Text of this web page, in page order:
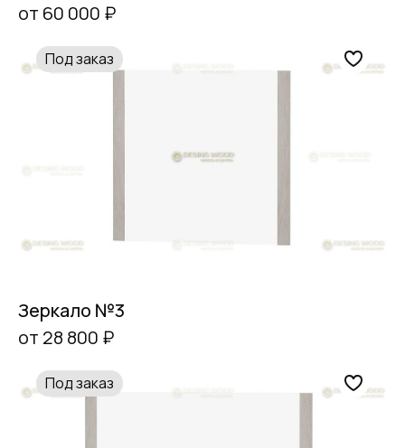
от 60 000 ₽
Под заказ
Зеркало №3
от 28 800 ₽
Под заказ